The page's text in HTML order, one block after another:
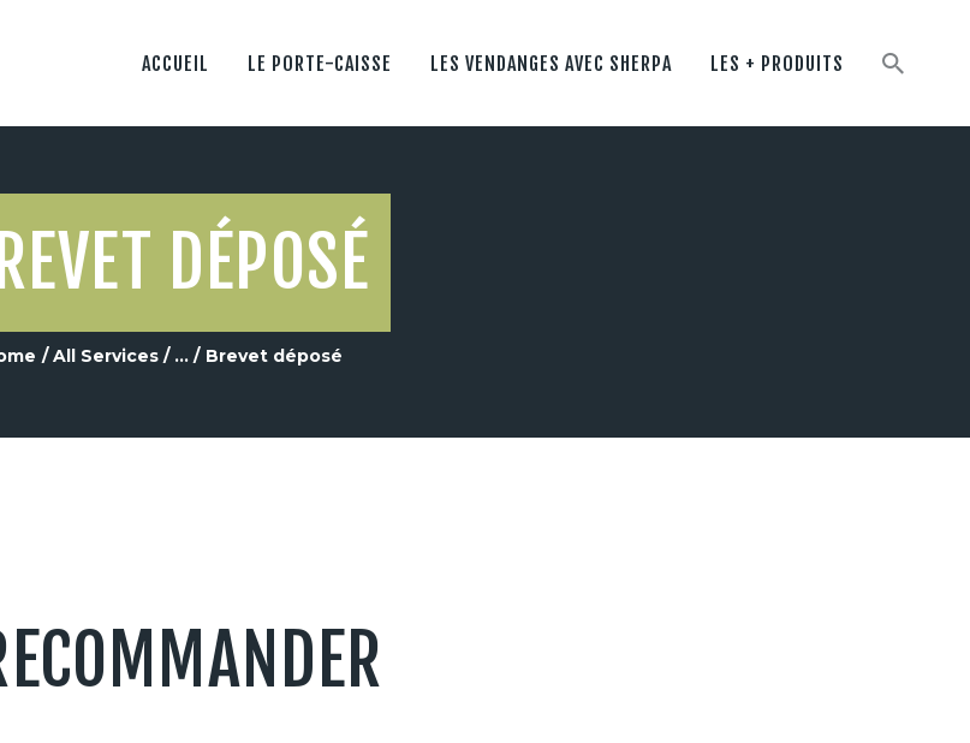
ACCUEIL LE PORTE-CAISSE LES VENDANGES AVEC SHERPA LES + PRODUITS
DÉPOSÉ
All Services ... Brevet déposé